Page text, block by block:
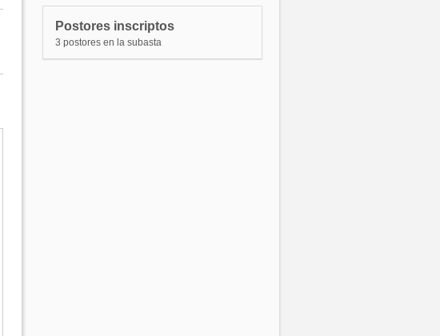
N°9 Postor 22292 $ 53.199.999,34
Postores inscriptos
3 postores en la subasta